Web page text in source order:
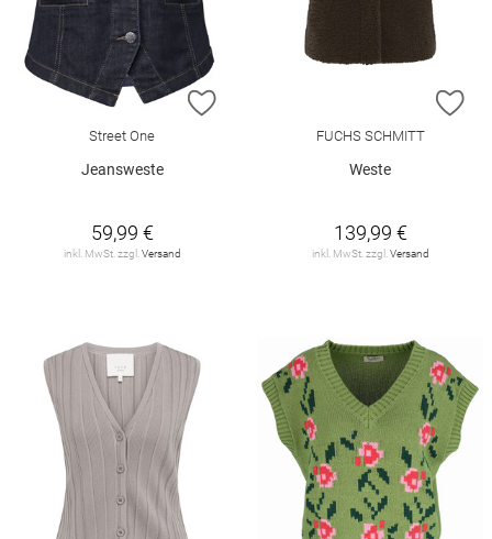
ZUR WUNSCHLISTE HINZUFÜGEN
Street One
Jeansweste
59,99 €
inkl. MwSt. zzgl. Versand
FUCHS SCHMITT
Weste
139,99 €
inkl. MwSt. zzgl. Versand